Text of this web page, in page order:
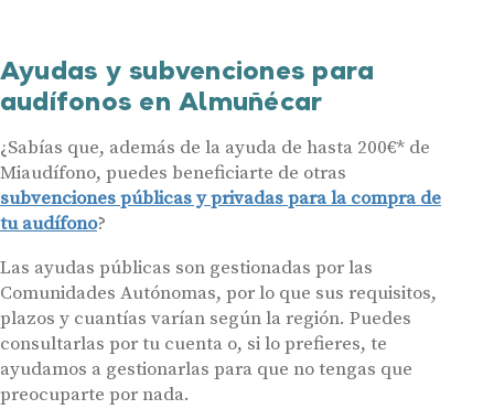
Ayudas y subvenciones para
audífonos en Almuñécar
¿Sabías que, además de la ayuda de hasta 200€* de
Miaudífono, puedes beneficiarte de otras
subvenciones públicas y privadas para la compra de
tu audífono?
Las ayudas públicas son gestionadas por las
Comunidades Autónomas, por lo que sus requisitos,
plazos y cuantías varían según la región. Puedes
consultarlas por tu cuenta o, si lo prefieres, te
ayudamos a gestionarlas para que no tengas que
preocuparte por nada.